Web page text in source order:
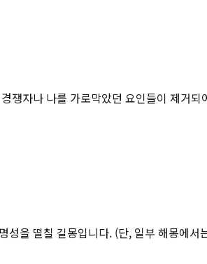
쟁자나 나를 가로막았던 요인들이 제거
을 떨칠 길몽입니다. (단, 일부 해몽에